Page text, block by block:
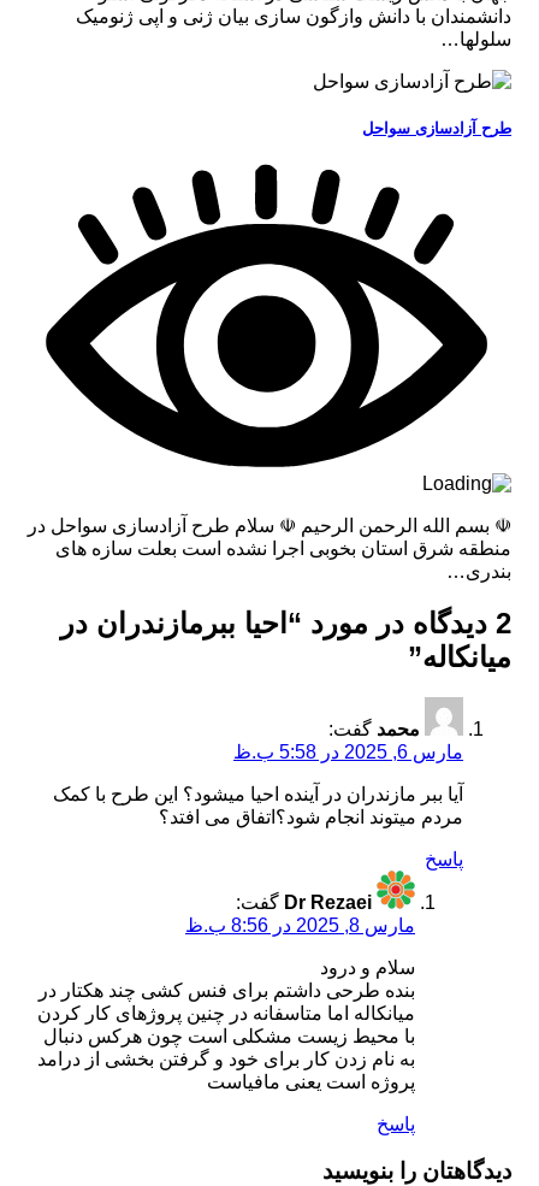
دانشمندان با دانش وازگون سازی بیان ژنی و اپی ژنومیک
سلولها…
طرح آزادسازی سواحل
☫ بسم الله الرحمن الرحیم ☫ سلام طرح آزادسازی سواحل در
منطقه شرق استان بخوبی اجرا نشده است بعلت سازه های
بندری…
2 دیدگاه در مورد “
احیا ببرمازندران در
میانکاله”
محمد گفت:
مارس 6, 2025 در 5:58 ب.ظ
آیا ببر مازندران در آینده احیا میشود؟ این طرح با کمک
مردم میتوند انجام شود؟اتفاق می افتد؟
پاسخ
Dr Rezaei گفت:
مارس 8, 2025 در 8:56 ب.ظ
سلام و درود
بنده طرحی داشتم برای فنس کشی چند هکتار در
میانکاله اما متاسفانه در چنین پروژهای کار کردن
با محیط زیست مشکلی است چون هرکس دنبال
به نام زدن کار برای خود و گرفتن بخشی از درامد
پروژه است یعنی مافیاست
پاسخ
دیدگاهتان را بنویسید